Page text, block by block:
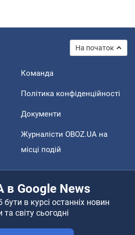
На початок
Команда
Політика конфіденційності
Документи
Журналісти OBOZ.UA на
місці подій
в Google News
в курсі останніх новин
та світу сьогодні